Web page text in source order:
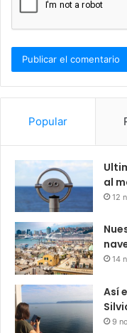
Popular
al
12
14
Así
9